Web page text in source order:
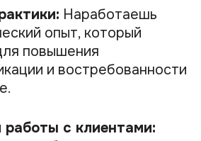
Наработаешь
опыт, который
повышения
и востребованности
работы с клиентами: